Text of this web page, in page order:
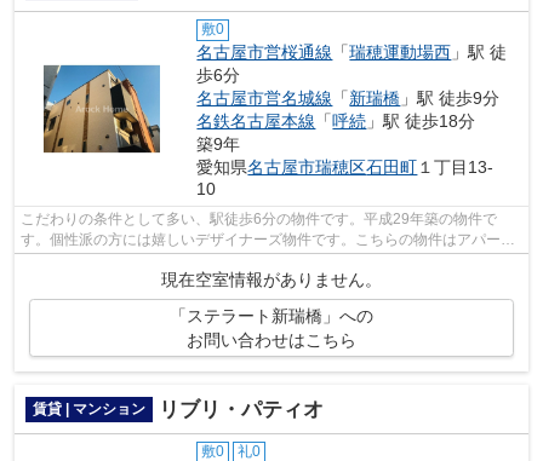
敷0
名古屋市営桜通線 「瑞穂運動場西 」駅 徒
歩6分
名古屋市営名城線 「新瑞橋 」駅 徒歩9分
名鉄名古屋本線 「呼続 」駅 徒歩18分
築9年
愛知県名古屋市瑞穂区石田町 １丁目13-
10
こだわりの条件として多い、駅徒歩6分の物件です。平成29年築の物件で
す。個性派の方には嬉しいデザイナーズ物件です。こちらの物件はアパート
です。当社スタッフが地域の賃貸情報をご...
現在空室情報がありません。
「ステラート新瑞橋」への
お問い合わせはこちら
賃貸 | マンション リブリ・パティオ
敷0 礼0